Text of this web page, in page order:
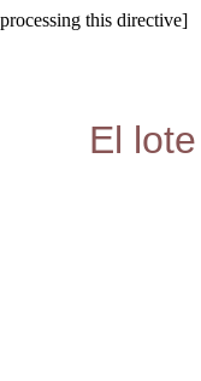
this directive]
El